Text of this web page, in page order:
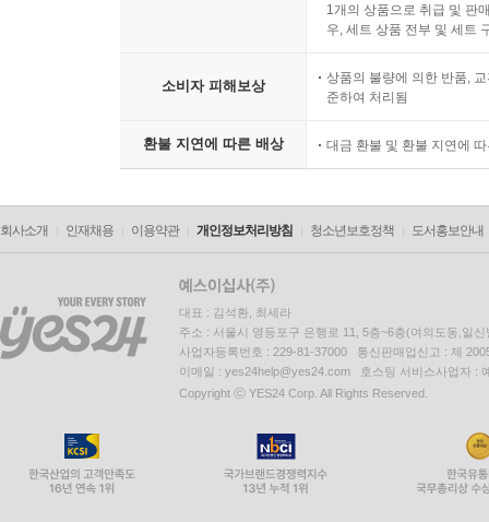
1개의 상품으로 취급 및 판
우, 세트 상품 전부 및 세트
소비자 피해보상
상품의 불량에 의한 반품,
준하여 처리됨
환불 지연에 따른 배상 대금 환불 및 환불 지연에
회사소개 인재채용 이용약관 개인정보처리방침 청소년보호정책 도서홍보안내
대표 : 김석환, 최세라
주소 : 서울시 영등포구 은행로 11, 5층~6층(여의도동,일신
사업자등록번호 : 229-81-37000 통신판매업신고 : 제
이메일 : yes24help@yes24.com 호스팅 서비스사업자 :
Copyright ⓒ YES24 Corp. All Rights Reserved.